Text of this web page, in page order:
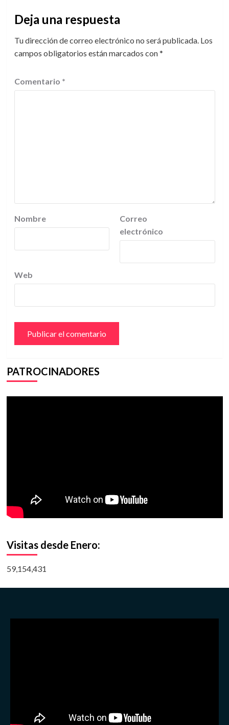
Deja una respuesta
Tu dirección de correo electrónico no será publicada. Los
campos obligatorios están marcados con*
Comentario *
Nombre
Correo
electrónico
Web
PATROCINADORES
Visitas desde Enero:
59,154,431